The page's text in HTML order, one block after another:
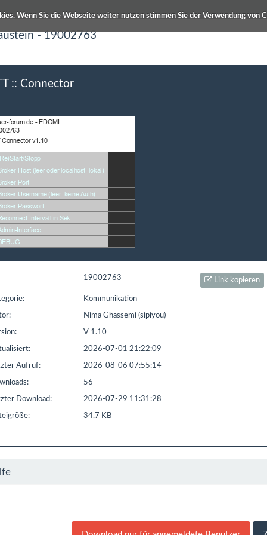
Wenn Sie die Webseite weiter nutzen stimmen Sie der Verwendung von
:: Connector
seit: 16.02.2016 | Letzter Download: 08.08.2026 04:22:17
- 19002763
:: Connector
19002763 Link kopieren
Kommunikation
Nima Ghassemi (sipiyou)
V 1.10
2026-07-01 21:22:09
Aufruf: 2026-08-06 07:55:14
56
Download: 2026-07-29 11:31:28
34.7 KB